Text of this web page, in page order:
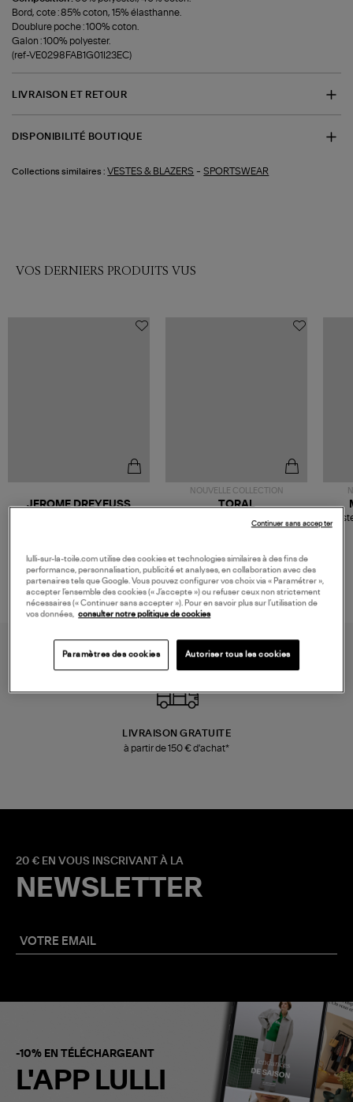
Bord, cote : 85% coton, 15% élasthanne.
Doublure poche : 100% coton.
Galon : 100% polyester.
(ref-VE0298FAB1G01I23EC)
LIVRAISON ET RETOUR
DISPONIBILITÉ BOUTIQUE
Collections similaires : VESTES & BLAZERS -SPORTSWEAR
VOS DERNIERS PRODUITS VUS
JEROME DREYFUSS
NOUVELLE COLLECTION
TORAL
Mousse
LIVRAISON GRATUITE
à partir de 150 € d'achat*
20 € EN VOUS INSCRIVANT À LA
NEWSLETTER
-10% EN TÉLÉCHARGEANT
L'APP LULLI
lulli-sur-la-toile.com utilise des cookies et technologies similaires à des fins de
performance, personnalisation, publicité et analyses, en collaboration avec des
partenaires tels que Google. Vous pouvez configurer vos choix via « Paramétrer »,
accepter l’ensemble des cookies (« J’accepte ») ou refuser ceux non strictement
nécessaires (« Continuer sans accepter »). Pour en savoir plus sur l’utilisation de
vos données, consulter notre politique de cookies
Paramètres des cookies Autoriser tous les cookies
Continuer sans accepter